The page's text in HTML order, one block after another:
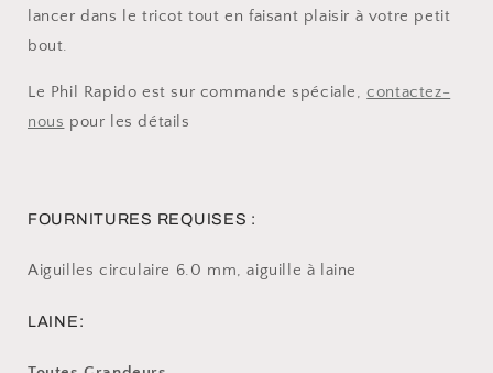
lancer dans le tricot tout en faisant plaisir à votre petit
bout.
Le Phil Rapido est sur commande spéciale,contactez-
nous pour les détails
FOURNITURES REQUISES :
Aiguilles circulaire 6.0 mm, aiguille à laine
LAINE: